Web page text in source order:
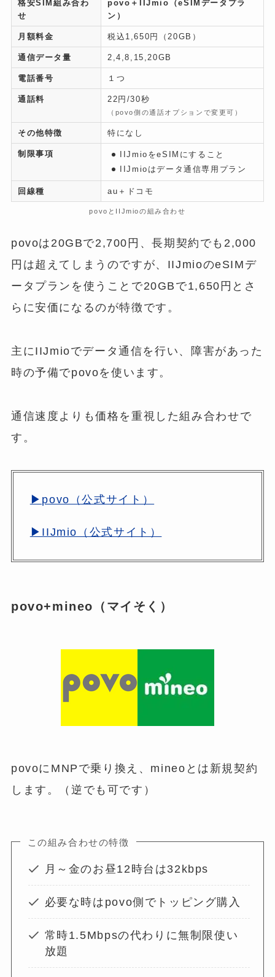
格安SIM組み合わ
せ
povo＋IIJmio（eSIMデータプラ
ン）
月額料金 税込1,650円（20GB）
通信データ量 2,4,8,15,20GB
電話番号 １つ
通話料 22円/30秒
（povo側の通話オプションで変更可）
その他特徴 特になし
制限事項
IIJmioをeSIMにすること
IIJmioはデータ通信専用プラン
回線種 au＋ドコモ
povoとIIJmioの組み合わせ
povoは20GBで2,700円、長期契約でも2,000
円は超えてしまうのですが、IIJmioのeSIMデ
ータプランを使うことで20GBで1,650円とさ
らに安価になるのが特徴です。
主にIIJmioでデータ通信を行い、障害があった
時の予備でpovoを使います。
通信速度よりも価格を重視した組み合わせで
す。
▶povo（公式サイト）
▶IIJmio（公式サイト）
povo+mineo（マイそく）
povoにMNPで乗り換え、mineoとは新規契約
します。（逆でも可です）
この組み合わせの特徴
月～金のお昼12時台は32kbps
必要な時はpovo側でトッピング購入
常時1.5Mbpsの代わりに無制限使い
放題